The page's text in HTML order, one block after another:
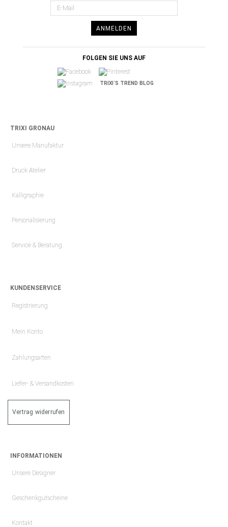
ANMELDEN
FOLGEN SIE UNS AUF
TRIXI´S TREND BLOG
TRIXI GRONAU
Unsere Manufaktur
Druck Atelier
Kalligraphie
Personalisierung
Service & Beratung
KUNDENSERVICE
Registrierung
Mein Konto
Zahlungsarten
Liefer- & Versandkosten
Vertrag widerrufen
INFORMATIONEN
Unsere Designer
Geschenkgutscheine
Kontakt